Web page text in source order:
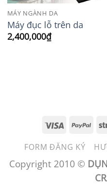
MÁY NGÀNH DA
Máy đục lỗ trên da
2,400,000₫
Visa
FORM ĐĂNG KÝ
Copyright 2010 ©